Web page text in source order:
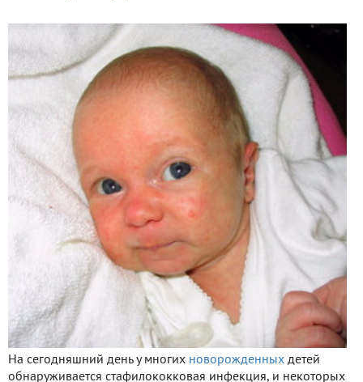
На сегодняшний день у многих новорожденных детей
обнаруживается стафилококковая инфекция, и некоторых